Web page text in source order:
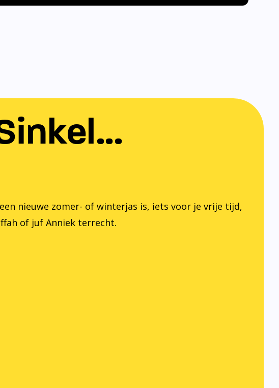
nieuwe zomer- of winterjas is, iets voor je vrije tijd,
of juf Anniek terrecht.